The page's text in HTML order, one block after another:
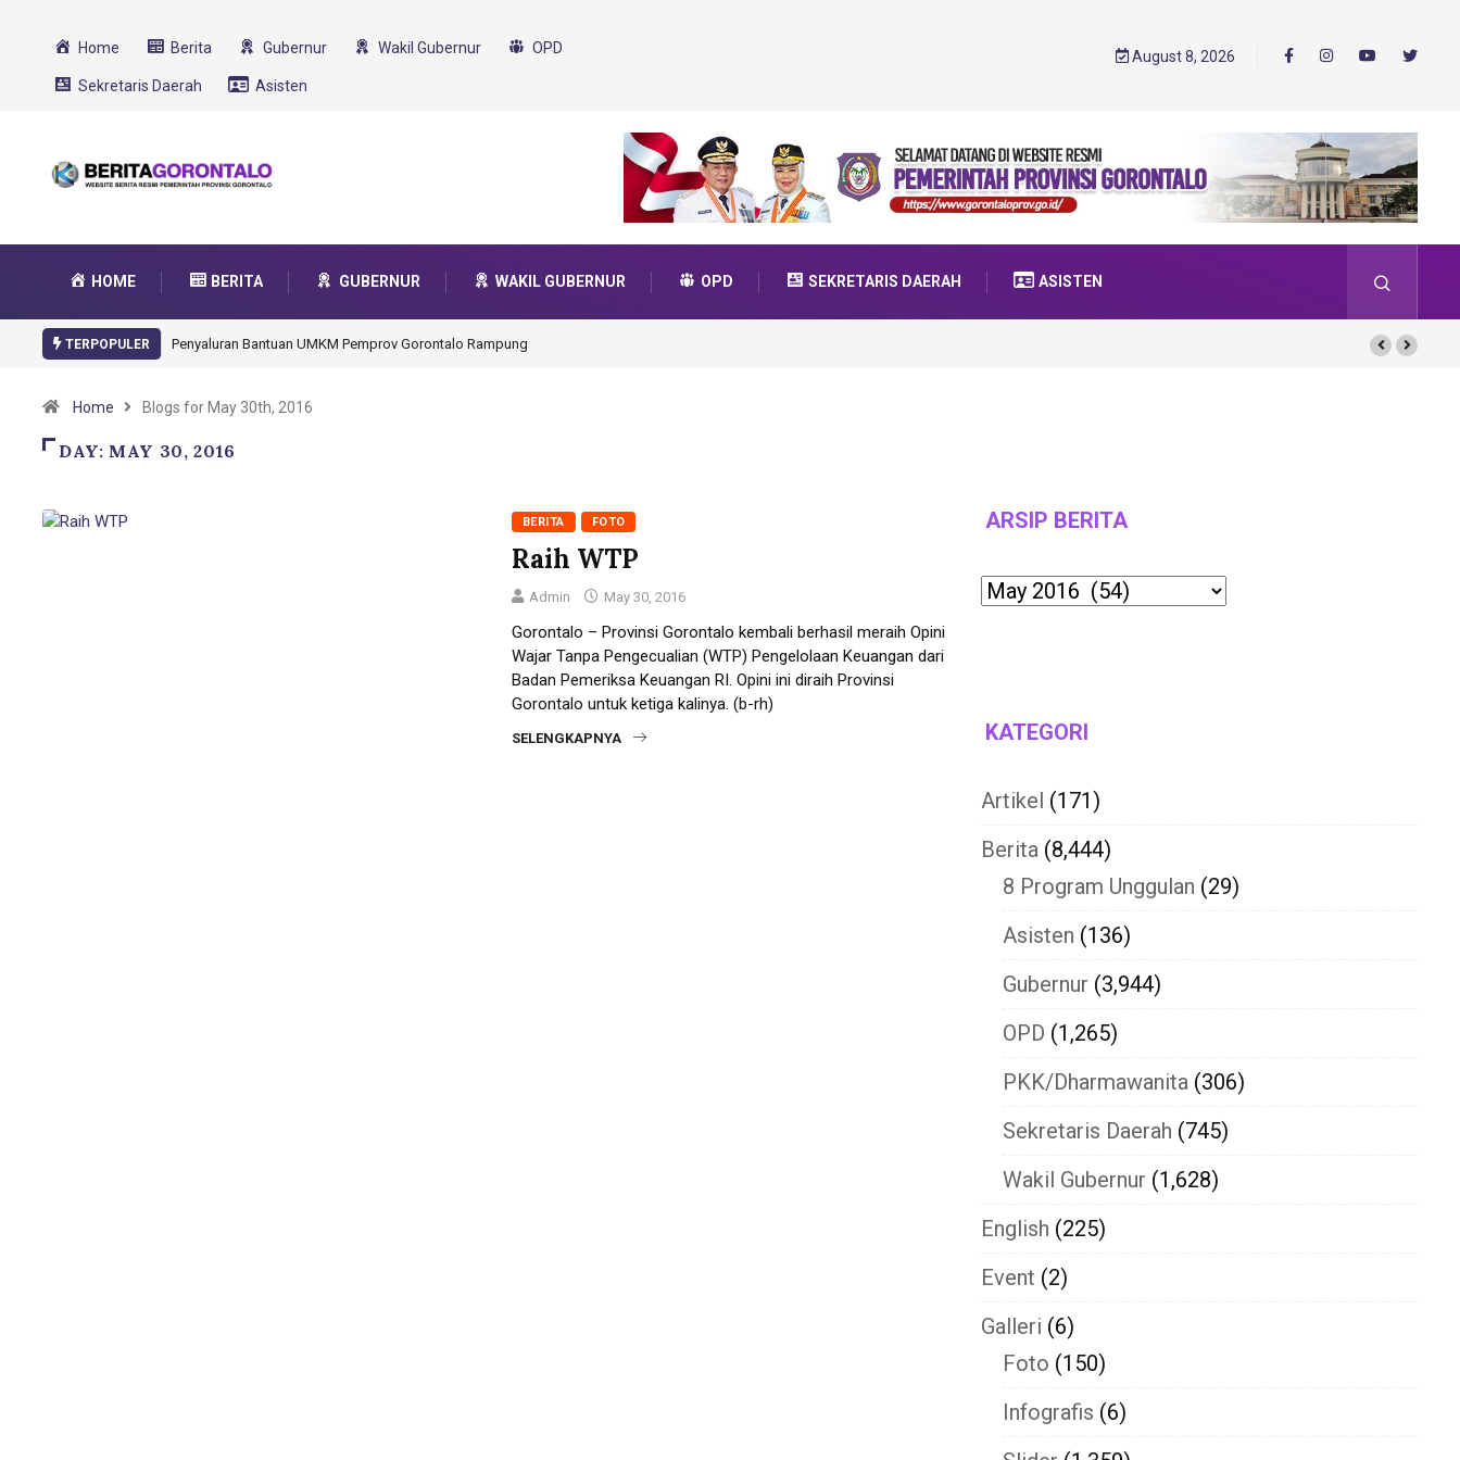
Home Berita Gubernur Wakil Gubernur OPD
Sekretaris Daerah Asisten
August 8, 2026
HOME BERITA GUBERNUR WAKIL GUBERNUR OPD SEKRETARIS DAERAH ASISTEN
TERPOPULER Penyaluran Bantuan UMKM Pemprov Gorontalo Rampung
Home Blogs for May 30th, 2016
DAY: MAY 30, 2016
BERITA FOTO
Raih WTP
Admin May 30, 2016
Gorontalo – Provinsi Gorontalo kembali berhasil meraih Opini
Wajar Tanpa Pengecualian (WTP) Pengelolaan Keuangan dari
Badan Pemeriksa Keuangan RI. Opini ini diraih Provinsi
Gorontalo untuk ketiga kalinya. (b-rh)
SELENGKAPNYA
ARSIP BERITA
Archives
KATEGORI
Artikel (171)
Berita (8,444)
8 Program Unggulan (29)
Asisten (136)
Gubernur (3,944)
OPD (1,265)
PKK/Dharmawanita (306)
Sekretaris Daerah (745)
Wakil Gubernur (1,628)
English (225)
Event (2)
Galleri (6)
Foto (150)
Infografis (6)